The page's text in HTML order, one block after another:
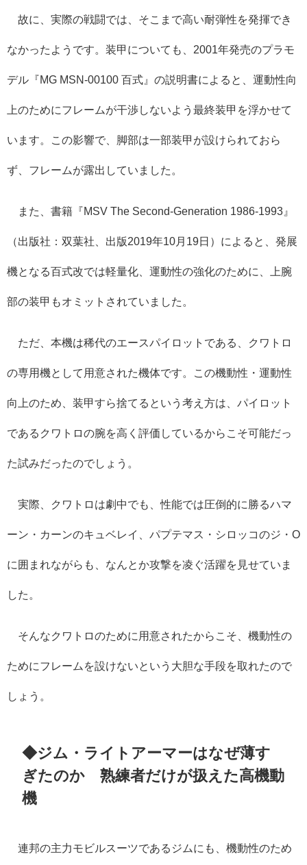
故に、実際の戦闘では、そこまで高い耐弾性を発揮でき
なかったようです。装甲についても、2001年発売のプラモ
デル『MG MSN-00100 百式』の説明書によると、運動性向
上のためにフレームが干渉しないよう最終装甲を浮かせて
います。この影響で、脚部は一部装甲が設けられておら
ず、フレームが露出していました。
また、書籍『MSV The Second-Generation 1986-1993』
（出版社：双葉社、出版2019年10月19日）によると、発展
機となる百式改では軽量化、運動性の強化のために、上腕
部の装甲もオミットされていました。
ただ、本機は稀代のエースパイロットである、クワトロ
の専用機として用意された機体です。この機動性・運動性
向上のため、装甲すら捨てるという考え方は、パイロット
であるクワトロの腕を高く評価しているからこそ可能だっ
た試みだったのでしょう。
実際、クワトロは劇中でも、性能では圧倒的に勝るハマ
ーン・カーンのキュベレイ、パプテマス・シロッコのジ・O
に囲まれながらも、なんとか攻撃を凌ぐ活躍を見せていま
した。
そんなクワトロのために用意されたからこそ、機動性の
ためにフレームを設けないという大胆な手段を取れたので
しょう。
◆ジム・ライトアーマーはなぜ薄す
ぎたのか 熟練者だけが扱えた高機動
機
連邦の主力モビルスーツであるジムにも、機動性のため